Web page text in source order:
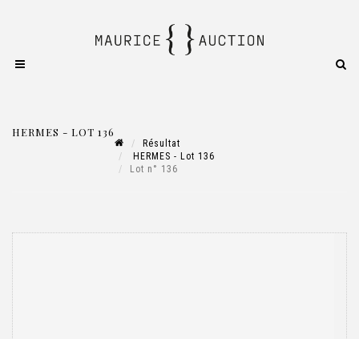
HERMES - LOT 136
Résultat
HERMES - Lot 136
Lot n° 136